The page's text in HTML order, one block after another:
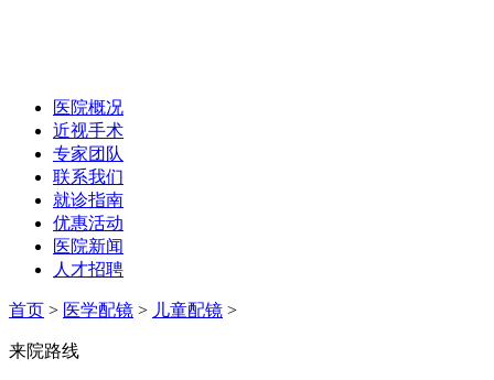
医院概况
近视手术
专家团队
联系我们
就诊指南
优惠活动
医院新闻
人才招聘
首页 > 医学配镜 > 儿童配镜 >
来院路线